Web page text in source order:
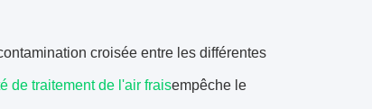
croisée entre les différentes
de traitement de l'air fraisempêche le